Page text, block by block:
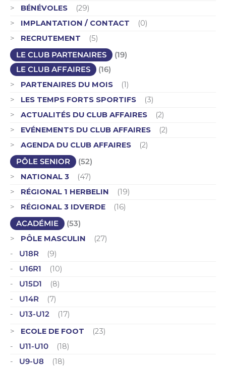
BÉNÉVOLES
(29)
IMPLANTATION / CONTACT
(0)
RECRUTEMENT
(5)
LE CLUB PARTENAIRES
(19)
LE CLUB AFFAIRES
(16)
PARTENAIRES DU MOIS
(1)
LES TEMPS FORTS SPORTIFS
(3)
ACTUALITÉS DU CLUB AFFAIRES
(2)
EVÉNEMENTS DU CLUB AFFAIRES
(2)
AGENDA DU CLUB AFFAIRES
(2)
PÔLE SENIOR
(52)
NATIONAL 3
(47)
RÉGIONAL 1 HERBELIN
(19)
RÉGIONAL 3 IDVERDE
(16)
ACADÉMIE
(53)
PÔLE MASCULIN
(27)
U18R
(9)
U16R1
(10)
U15D1
(8)
U14R
(7)
U13-U12
(17)
ECOLE DE FOOT
(23)
U11-U10
(18)
U9-U8
(18)